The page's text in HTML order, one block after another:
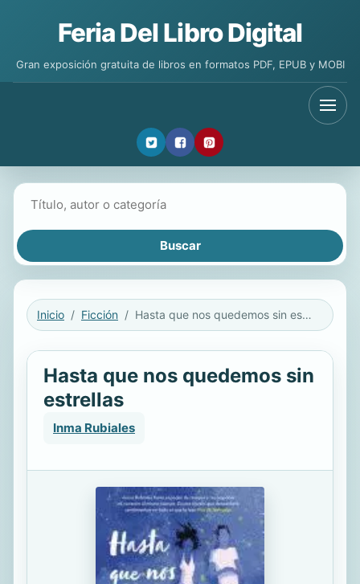
Feria Del Libro Digital
Gran exposición gratuita de libros en formatos PDF, EPUB y MOBI
Inicio Ficción Hasta que nos quedemos sin estrellas
Hasta que nos quedemos sin
estrellas
Inma Rubiales